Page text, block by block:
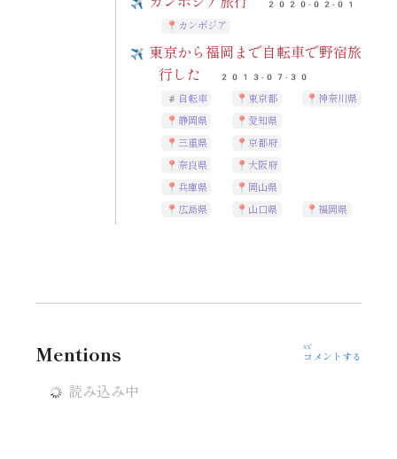
2020-02-01
カンボジア
東京から福岡まで自転車で野宿旅
行した
2013-07-30
自転車 東京都
神奈川県
静岡県
愛知県
三重県
京都府
奈良県
大阪府
兵庫県
岡山県
広島県
山口県 福岡県
Xで
コメントする
Mentions